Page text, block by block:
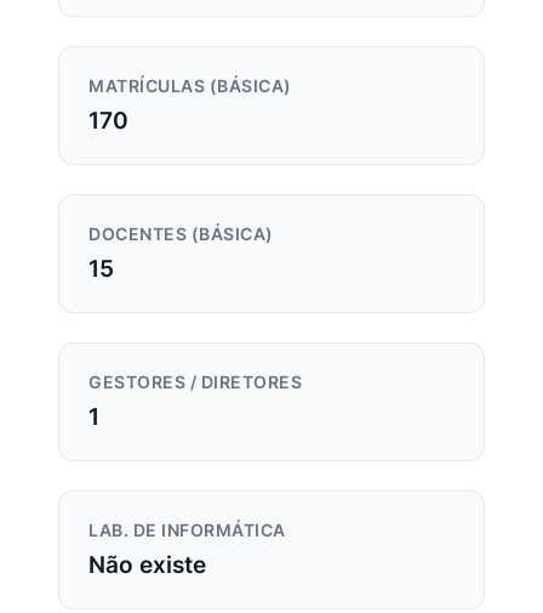
MATRÍCULAS (BÁSICA)
170
DOCENTES (BÁSICA)
15
GESTORES / DIRETORES
1
LAB. DE INFORMÁTICA
Não existe